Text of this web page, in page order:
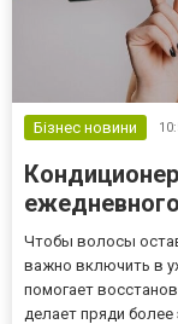
Бізнес новини
Чтобы волосы
важно включить в
помогает
делает пряди